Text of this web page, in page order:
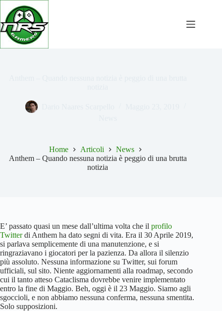
Salta
contenuto
Home Articoli
News
Anthem – Quando nessuna notizia è peggio di una brutta
notizia
E’ passato quasi un mese dall’ultima volta che il profilo
Twitterdi Anthem ha dato segni di vita. Era il 30 Aprile 2019,
si parlava semplicemente di una manutenzione, e si
ringraziavano i giocatori per la pazienza. Da allora il silenzio
più assoluto. Nessuna informazione su Twitter, sui forum
ufficiali, sul sito. Niente aggiornamenti alla roadmap, secondo
cui il tanto atteso Cataclisma dovrebbe venire implementato
entro la fine di Maggio. Beh, oggi è il 23 Maggio. Siamo agli
sgoccioli, e non abbiamo nessuna conferma, nessuna smentita.
Solo supposizioni.